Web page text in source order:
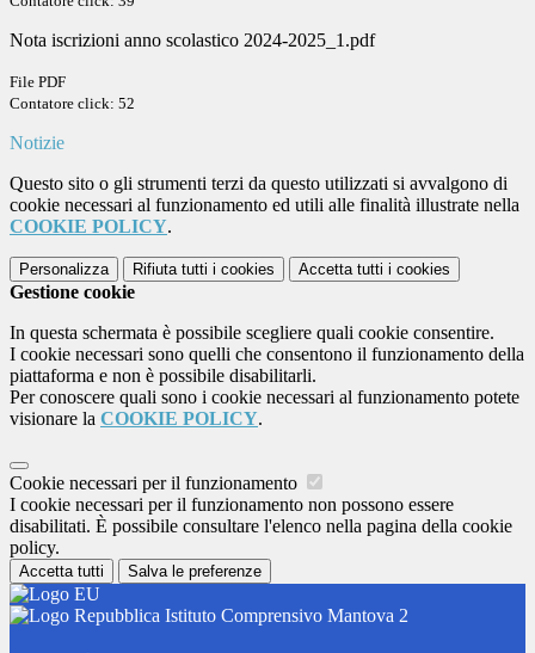
Nota iscrizioni anno scolastico 2024-2025_1.pdf
File PDF
Contatore click: 52
Notizie
Questo sito o gli strumenti terzi da questo utilizzati si avvalgono di
cookie necessari al funzionamento ed utili alle finalità illustrate nella
COOKIE POLICY.
Personalizza Rifiuta tutti i cookies Accetta tutti i cookies
Gestione cookie
In questa schermata è possibile scegliere quali cookie consentire.
I cookie necessari sono quelli che consentono il funzionamento della
piattaforma e non è possibile disabilitarli.
Per conoscere quali sono i cookie necessari al funzionamento potete
visionare la COOKIE POLICY.
Cookie necessari per il funzionamento
I cookie necessari per il funzionamento non possono essere
disabilitati. È possibile consultare l'elenco nella pagina della cookie
policy.
Accetta tutti Salva le preferenze
Istituto Comprensivo Mantova 2